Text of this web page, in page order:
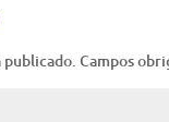
publicado. Campos